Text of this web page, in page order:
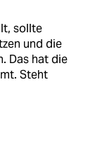
sollte
und die
Das hat die
Steht